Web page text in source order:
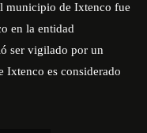
municipio de Ixtenco fue
en la entidad
ser vigilado por un
Ixtenco es considerado